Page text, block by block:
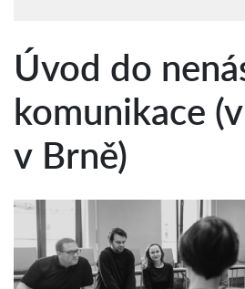
Úvod do
komunikace
v Brně)